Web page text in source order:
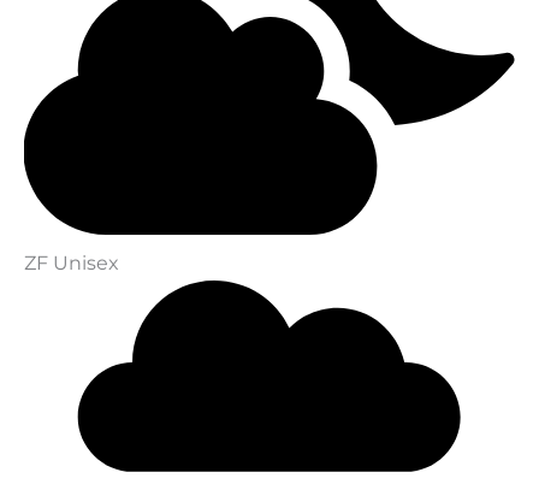
ZF Unisex